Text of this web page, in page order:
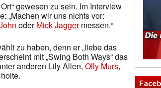
gewesen zu sein. Im Interview
„Machen wir uns nichts vor:
oderMick Jaggermessen.“
zu haben, denn er „liebe das
mit „Swing Both Ways“ das
anderen Lily Allen, Olly Murs,